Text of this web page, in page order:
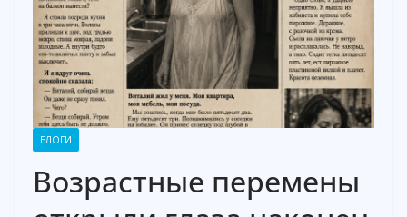
БЛОГИ
Возрастные перемены